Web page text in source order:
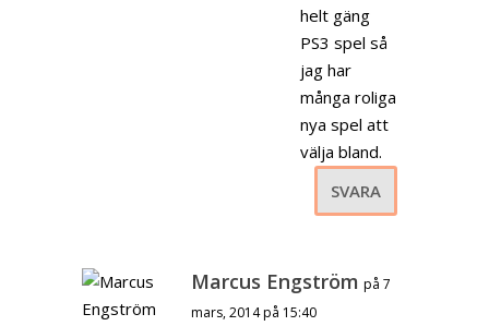
helt gäng
PS3 spel så
jag har
många roliga
nya spel att
välja bland.
SVARA
Marcus Engström på 7
mars, 2014 på 15:40